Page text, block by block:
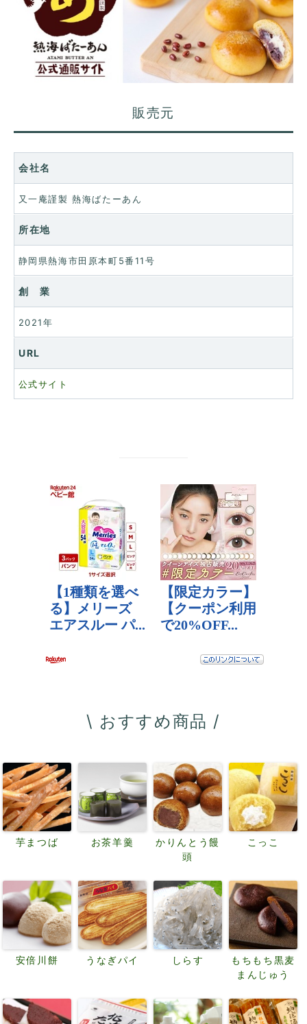
販売元
会社名
又一庵謹製 熱海ばたーあん
所在地
静岡県熱海市田原本町5番11号
創 業
2021年
URL
公式サイト
\ おすすめ商品 /
芋まつば お茶羊羹
かりんとう饅
頭
こっこ
安倍川餅 うなぎパイ しらす
もちもち黒麦
まんじゅう